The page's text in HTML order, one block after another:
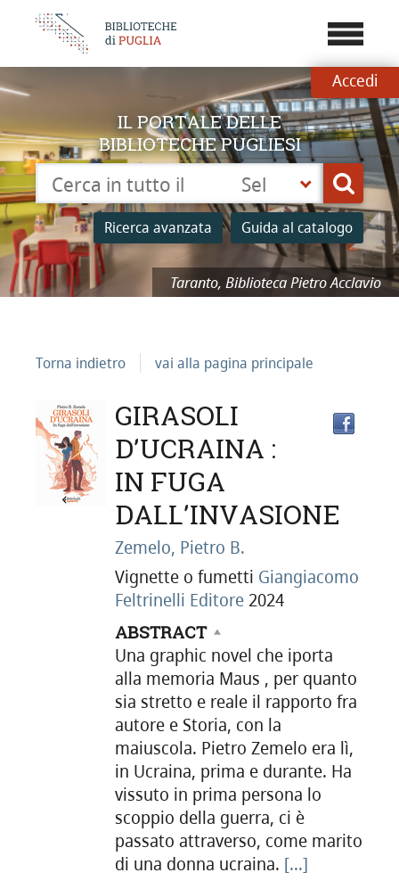
???
Accedi
Taranto, Biblioteca Pietro Acclavio
IL PORTALE DELLE
BIBLIOTECHE PUGLIESI
Cerca su "Catalogo"
Cerca
Ricerca avanzata Guida al catalogo
Seleziona
la
tua
biblioteca
Torna indietro vai alla pagina principale
DETTAGLIO
DEL
DOCUMENTO
GIRASOLI
D'UCRAINA :
IN FUGA
DALL'INVASIONE
Zemelo, Pietro B.
Vignette o fumetti Giangiacomo
Feltrinelli Editore 2024
ABSTRACT
Una graphic novel che iporta
alla memoria Maus , per quanto
sia stretto e reale il rapporto fra
autore e Storia, con la
maiuscola. Pietro Zemelo era lì,
in Ucraina, prima e durante. Ha
vissuto in prima persona lo
scoppio della guerra, ci è
passato attraverso, come marito
di una donna ucraina. [...]